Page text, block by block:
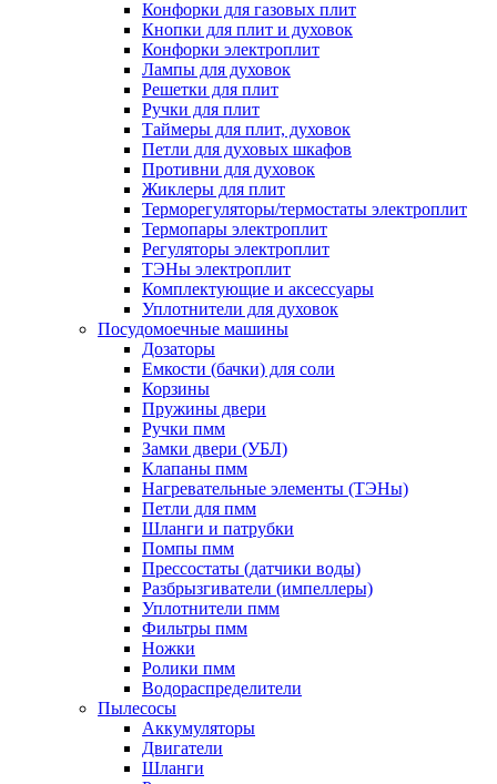
Конфорки для газовых плит
Кнопки для плит и духовок
Конфорки электроплит
Лампы для духовок
Решетки для плит
Ручки для плит
Таймеры для плит, духовок
Петли для духовых шкафов
Противни для духовок
Жиклеры для плит
Терморегуляторы/термостаты электроплит
Термопары электроплит
Регуляторы электроплит
ТЭНы электроплит
Комплектующие и аксессуары
Уплотнители для духовок
Посудомоечные машины
Дозаторы
Емкости (бачки) для соли
Корзины
Пружины двери
Ручки пмм
Замки двери (УБЛ)
Клапаны пмм
Нагревательные элементы (ТЭНы)
Петли для пмм
Шланги и патрубки
Помпы пмм
Прессостаты (датчики воды)
Разбрызгиватели (импеллеры)
Уплотнители пмм
Фильтры пмм
Ножки
Ролики пмм
Водораспределители
Пылесосы
Аккумуляторы
Двигатели
Шланги